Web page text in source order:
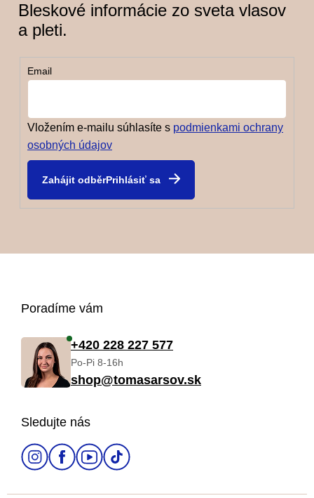
Bleskové informácie zo sveta vlasov
a pleti.
Email
Vložením e-mailu súhlasíte s podmienkami ochrany
osobných údajov
Prihlásiť sa
Poradíme vám
+420 228 227 577
Po-Pi 8-16h
shop@tomasarsov.sk
Sledujte nás